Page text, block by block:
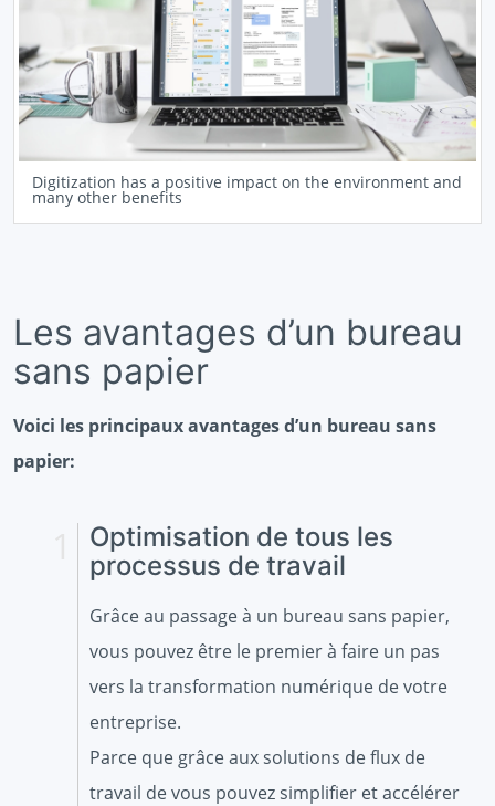
Digitization has a positive impact on the environment and
many other benefits
Les avantages d’un bureau
sans papier
Voici les principaux avantages d’un bureau sans
papier:
Optimisation de tous les
processus de travail
Grâce au passage à un bureau sans papier,
vous pouvez être le premier à faire un pas
vers la transformation numérique de votre
entreprise.
Parce que grâce aux solutions de flux de
travail de vous pouvez simplifier et accélérer